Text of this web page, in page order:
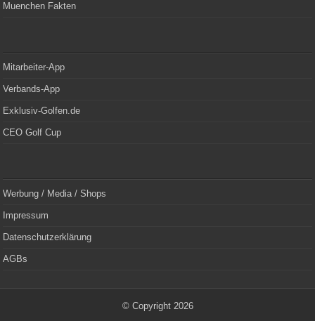
Muenchen Fakten
Mitarbeiter-App
Verbands-App
Exklusiv-Golfen.de
CEO Golf Cup
Werbung / Media / Shops
Impressum
Datenschutzerklärung
AGBs
© Copyright 2026